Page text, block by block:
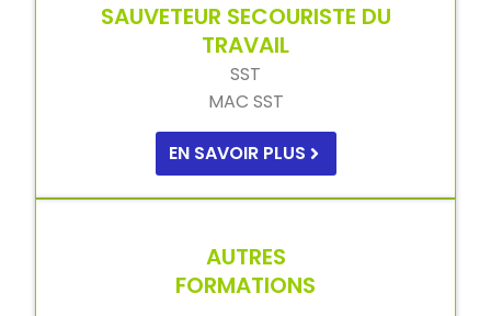
SAUVETEUR SECOURISTE DU
TRAVAIL
SST
MAC SST
EN SAVOIR PLUS
AUTRES
FORMATIONS